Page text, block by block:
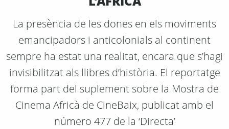
La presència de les dones en els moviments
emancipadors i anticolonials al continent
sempre ha estat una realitat, encara que s’hagi
invisibilitzat als llibres d’història. El reportatge
forma part del suplement sobre la Mostra de
Cinema Africà de CineBaix, publicat amb el
número 477 de la ‘Directa’